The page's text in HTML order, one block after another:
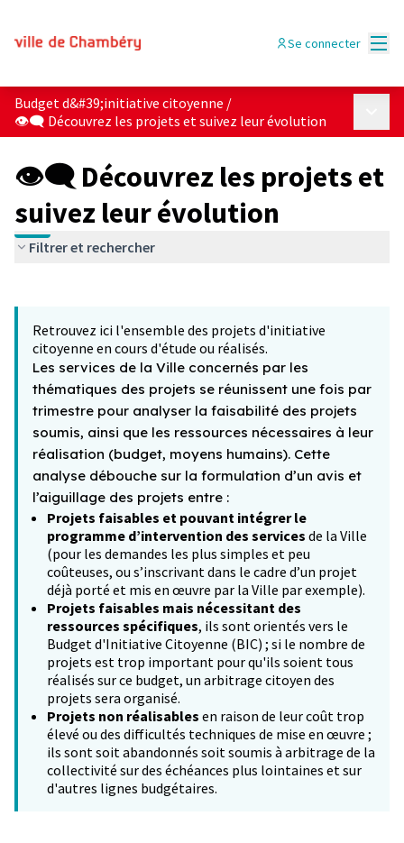
Se connecter
Budget d&#39;initiative citoyenne /
👁‍🗨 Découvrez les projets et suivez leur évolution
👁‍🗨 Découvrez les projets et
suivez leur évolution
Filtrer et rechercher
−
Retrouvez ici l'ensemble des projets d'initiative
citoyenne en cours d'étude ou réalisés.
Les services de la Ville concernés par les
thématiques des projets se réunissent une fois par
trimestre pour analyser la faisabilité des projets
soumis, ainsi que les ressources nécessaires à leur
réalisation (budget, moyens humains). Cette
analyse débouche sur la formulation d’un avis et
l’aiguillage des projets entre :
Projets faisables et pouvant intégrer le
programme d’intervention des services de la Ville
(pour les demandes les plus simples et peu
coûteuses, ou s’inscrivant dans le cadre d’un projet
déjà porté et mis en œuvre par la Ville par exemple).
Projets faisables mais nécessitant des
ressources spécifiques, ils sont orientés vers le
Budget d'Initiative Citoyenne (BIC) ; si le nombre de
projets est trop important pour qu'ils soient tous
réalisés sur ce budget, un arbitrage citoyen des
projets sera organisé.
Projets non réalisables en raison de leur coût trop
élevé ou des difficultés techniques de mise en œuvre ;
ils sont soit abandonnés soit soumis à arbitrage de la
collectivité sur des échéances plus lointaines et sur
d'autres lignes budgétaires.